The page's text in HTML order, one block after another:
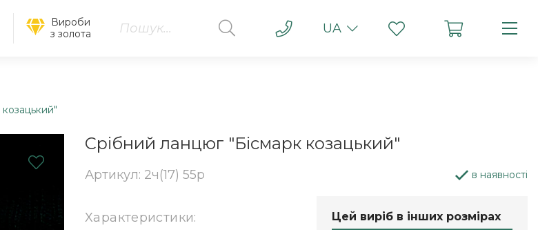
Вироби
з золота
UA
Срібний ланцюг "Бісмарк козацький"
Артикул: 2ч(17) 55р в наявності
Характеристики:
Цей виріб в інших розмірах